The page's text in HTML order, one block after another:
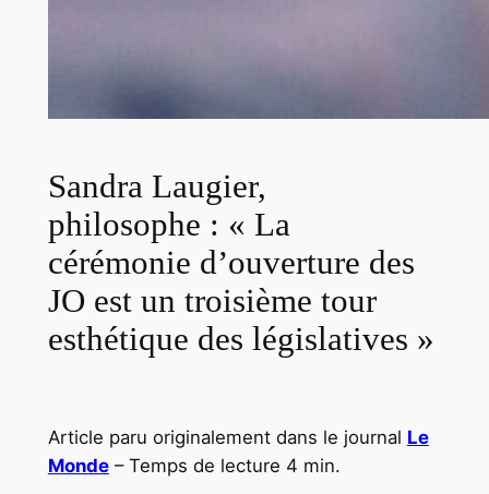
Sandra Laugier,
philosophe : « La
cérémonie d’ouverture des
JO est un troisième tour
esthétique des législatives »
Article paru originalement dans le journal Le
Monde– Temps de lecture 4 min.